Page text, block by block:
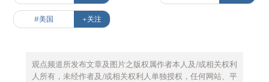
#美国 +关注
观点频道所发布文章及图片之版权属作者本人及/或相关权利
人所有，未经作者及/或相关权利人单独授权，任何网站、平